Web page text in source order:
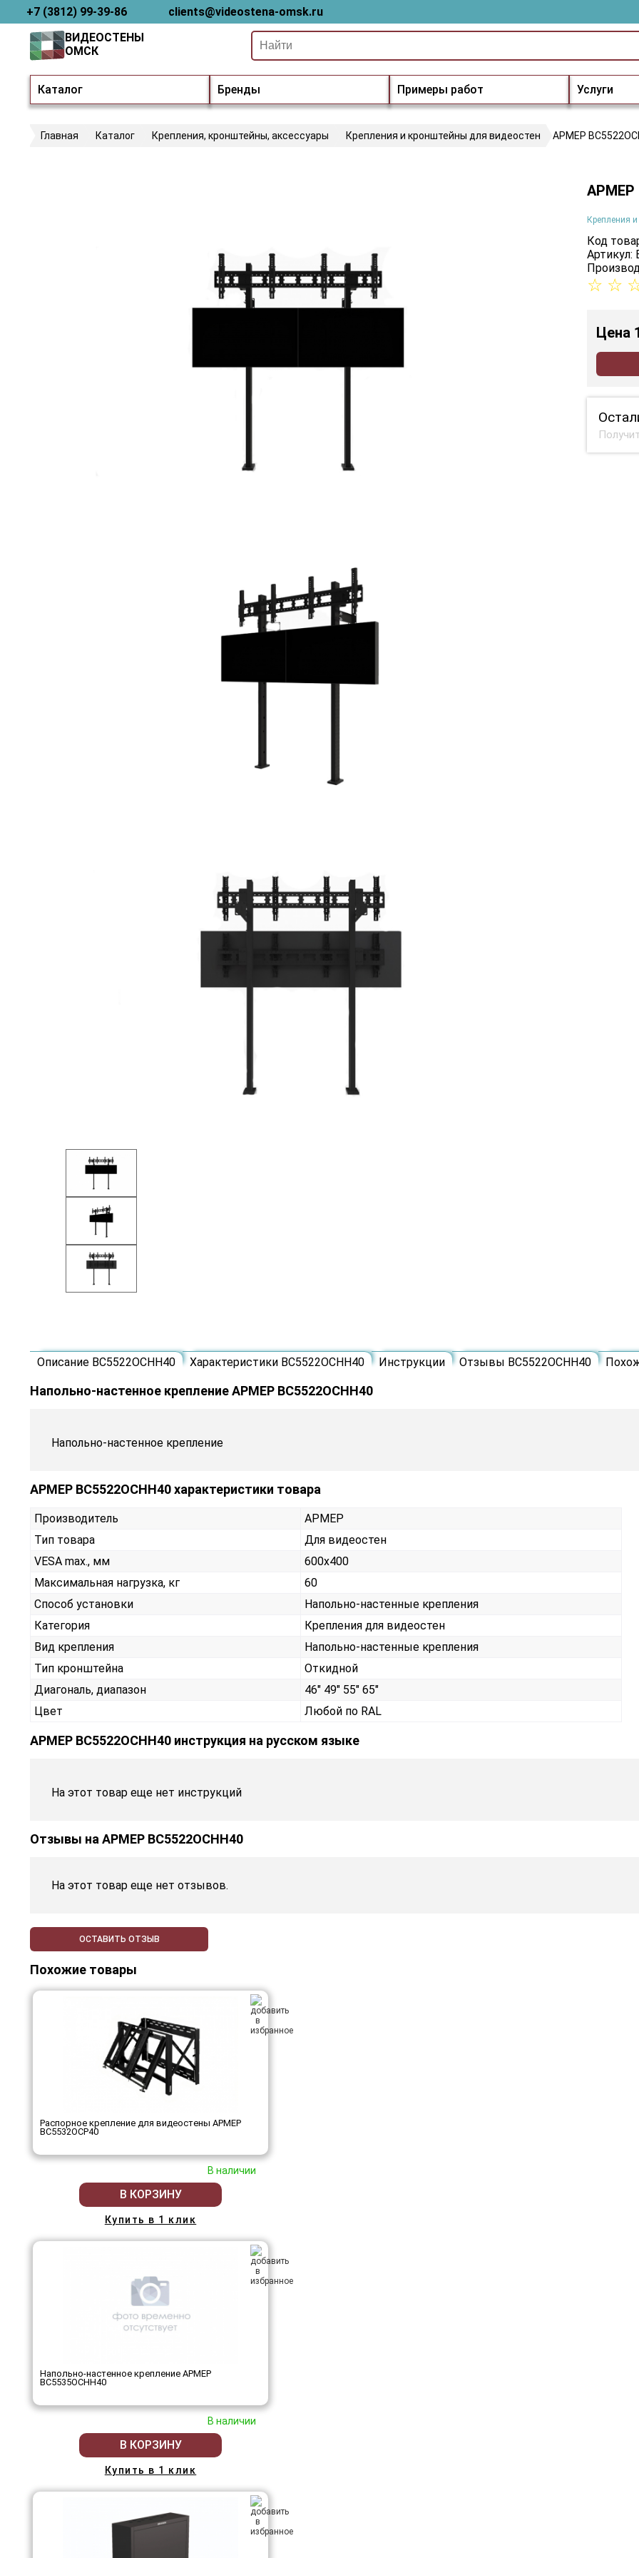
+7 (3812) 99-39-86 clients@videostena-omsk.ru
Каталог Бренды Примеры работ Услуги
ВИДЕОСТЕНЫ
ОМСК
Главная Каталог Крепления, кронштейны, аксессуары Крепления и кронштейны для видеостен АРМЕР
АРМЕР
Крепления
Код
☆ ☆
Цена
Описание ВС5522ОСНН40 Характеристики ВС5522ОСНН40 Инструкции Отзывы ВС5522ОСНН40
Напольно-настенное крепление АРМЕР ВС5522ОСНН40
Напольно-настенное крепление
АРМЕР ВС5522ОСНН40 характеристики товара
Производитель
АРМЕР
Тип товара
Для видеостен
VESA max., мм
600х400
Максимальная нагрузка, кг
60
Способ установки
Напольно-настенные крепления
Категория
Крепления для видеостен
Вид крепления
Напольно-настенные крепления
Тип кронштейна
Откидной
Диагональ, диапазон
46" 49" 55" 65"
Цвет
Любой по RAL
АРМЕР ВС5522ОСНН40 инструкция на русском языке
На этот товар еще нет инструкций
Отзывы на АРМЕР ВС5522ОСНН40
На этот товар еще нет отзывов.
ОСТАВИТЬ ОТЗЫВ
Похожие товары
Распорное крепление для видеостены АРМЕР
ВС5532ОСР40
В наличии
В КОРЗИНУ
Купить в 1 клик
Напольно-настенное крепление АРМЕР
ВС5535ОСНН40
В наличии
В КОРЗИНУ
Купить в 1 клик